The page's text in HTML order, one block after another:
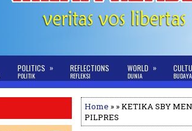
POLITICS
POLITIK
» REFLECTIONS
REFLEKSI
WORLD
DUNIA
»
BUDAYA
Home » » KETIKA SBY
PILPRES